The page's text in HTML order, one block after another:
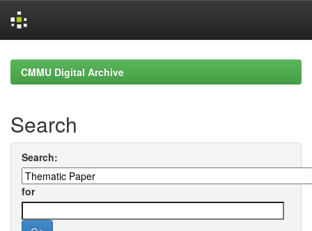
navigationCMMU Digital Archive
Search
Search:
for